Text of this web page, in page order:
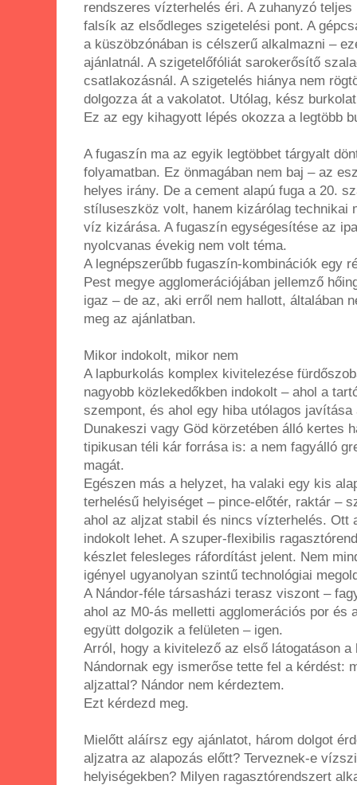
rendszeres vízterhelés éri. A zuhanyzó
falsík az elsődleges szigetelési pont. A
a küszöbzónában is célszerű alkalmazni –
ajánlatnál. A szigetelőfóliát sarokerősítő
csatlakozásnál. A szigetelés hiánya nem
dolgozza át a vakolatot. Utólag, kész
Ez az egy kihagyott lépés okozza a legtöbb
A fugaszín ma az egyik legtöbbet tárgyalt
folyamatban. Ez önmagában nem baj – az
helyes irány. De a cement alapú fuga a 20.
stíluseszköz volt, hanem kizárólag technikai
víz kizárása. A fugaszín egységesítése az
nyolcvanas évekig nem volt téma.
A legnépszerűbb fugaszín-kombinációk egy
Pest megye agglomerációjában jellemző
igaz – de az, aki erről nem hallott, általában
meg az ajánlatban.
Mikor indokolt, mikor nem
A lapburkolás komplex kivitelezése
nagyobb közlekedőkben indokolt – ahol a
szempont, és ahol egy hiba utólagos javítása
Dunakeszi vagy Göd körzetében álló kertes
tipikusan téli kár forrása is: a nem fagyálló
magát.
Egészen más a helyzet, ha valaki egy kis
terhelésű helyiséget – pince-előtér, raktár –
ahol az aljzat stabil és nincs vízterhelés. Ott
indokolt lehet. A szuper-flexibilis
készlet felesleges ráfordítást jelent. Nem
igényel ugyanolyan szintű technológiai
A Nándor-féle társasházi terasz viszont –
ahol az M0-ás melletti agglomerációs por és
együtt dolgozik a felületen – igen.
Arról, hogy a kivitelező az első látogatáson
Nándornak egy ismerőse tette fel a kérdést:
aljzattal? Nándor nem kérdeztem.
Ezt kérdezd meg.
Mielőtt aláírsz egy ajánlatot, három dolgot
aljzatra az alapozás előtt? Terveznek-e
helyiségekben? Milyen ragasztórendszert